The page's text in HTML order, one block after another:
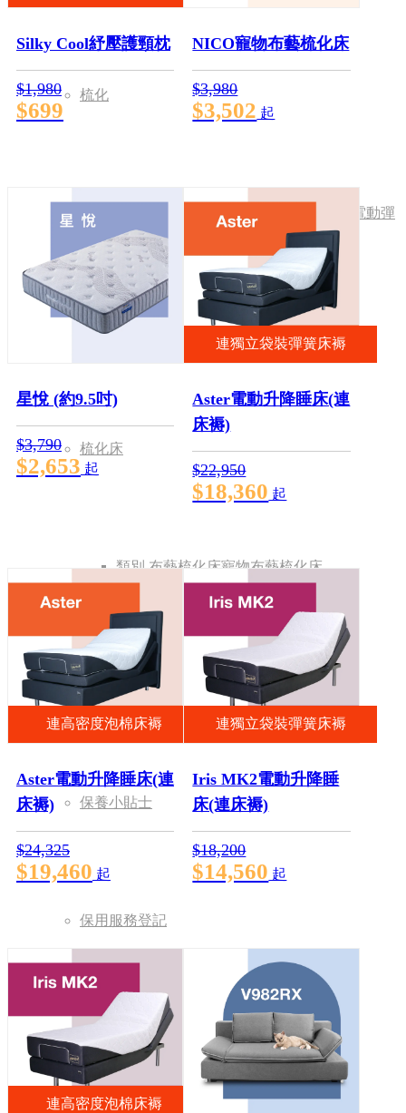
梳化
布藝梳化 電動彈
鉸梳化
梳化床
類別 布藝梳化床寵物布藝梳化床
產品保養
保養小貼士
保用服務登記
床褥保用條款及細則
Silky Cool紓壓護頸枕
$1,980
$699
NICO寵物布藝梳化床
$3,980
$3,502 起
星悅 (約9.5吋)
$3,790
$2,653 起
連獨立袋裝彈簧床褥
Aster電動升降睡床(連
床褥)
$22,950
$18,360 起
連高密度泡棉床褥
Aster電動升降睡床(連
床褥)
$24,325
$19,460 起
連獨立袋裝彈簧床褥
Iris MK2電動升降睡
床(連床褥)
$18,200
$14,560 起
連高密度泡棉床褥